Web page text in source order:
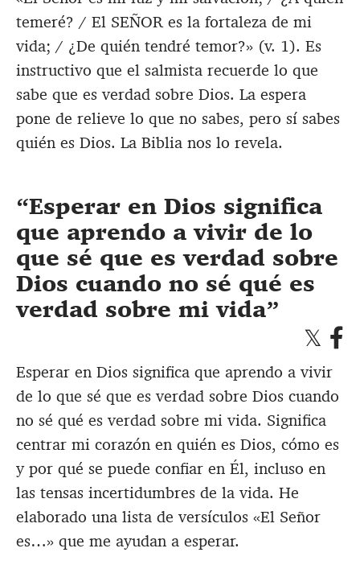
temeré? / El SEÑOR es la fortaleza de mi
vida; / ¿De quién tendré temor?» (v. 1). Es
instructivo que el salmista recuerde lo que
sabe que es verdad sobre Dios. La espera
pone de relieve lo que no sabes, pero sí sabes
quién es Dios. La Biblia nos lo revela.
Esperar en Dios significa
que aprendo a vivir de lo
que sé que es verdad sobre
Dios cuando no sé qué es
verdad sobre mi vida
Esperar en Dios significa que aprendo a vivir
de lo que sé que es verdad sobre Dios cuando
no sé qué es verdad sobre mi vida. Significa
centrar mi corazón en quién es Dios, cómo es
y por qué se puede confiar en Él, incluso en
las tensas incertidumbres de la vida. He
elaborado una lista de versículos «El Señor
es…» que me ayudan a esperar.